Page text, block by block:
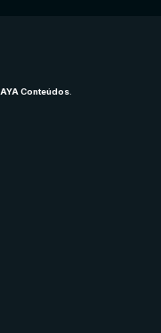
AYA Conteúdos